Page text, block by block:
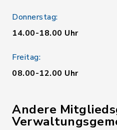
Donnerstag:
14.00-18.00 Uhr
Freitag:
08.00-12.00 Uhr
Andere